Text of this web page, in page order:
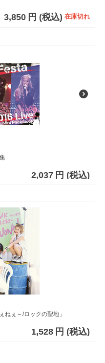
3,850 円 (税込) 在庫切れ
2,037 円 (税込)
ねぇ～/ロックの聖地」
1,528 円 (税込)